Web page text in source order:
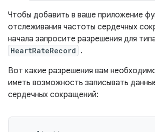
Чтобы добавить в ваше приложение
отслеживания частоты сердечных
начала запросите разрешения для
HeartRateRecord .
Вот какие разрешения вам
иметь возможность записывать
сердечных сокращений: